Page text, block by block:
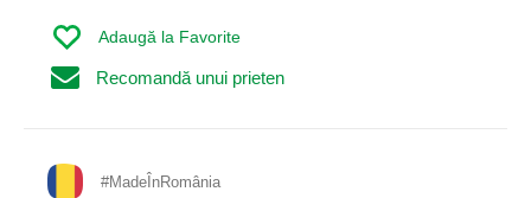
Recomandă unui prieten
Adaugă la Favorite
#MadeÎnRomânia